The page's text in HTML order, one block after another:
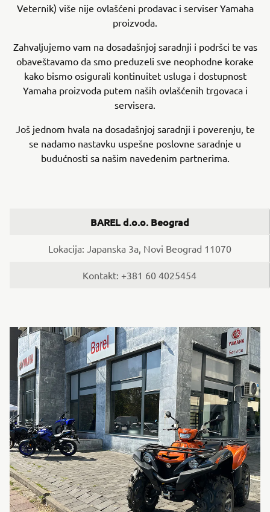
Veternik) više nije ovlašćeni prodavac i serviser Yamaha
proizvoda.
Zahvaljujemo vam na dosadašnjoj saradnji i podršci te vas
obaveštavamo da smo preduzeli sve neophodne korake
kako bismo osigurali kontinuitet usluga i dostupnost
Yamaha proizvoda putem naših ovlašćenih trgovaca i
servisera.
Još jednom hvala na dosadašnjoj saradnji i poverenju, te
se nadamo nastavku uspešne poslovne saradnje u
budućnosti sa našim navedenim partnerima.
BAREL d.o.o. Beograd
Lokacija: Japanska 3a, Novi Beograd 11070
Kontakt: +381 60 4025454